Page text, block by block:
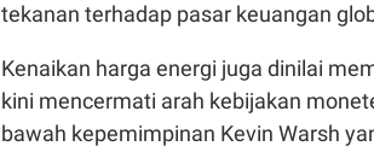
tekanan terhadap pasar keuangan
Kenaikan harga energi juga dinilai
kini mencermati arah kebijakan
bawah kepemimpinan Kevin Warsh